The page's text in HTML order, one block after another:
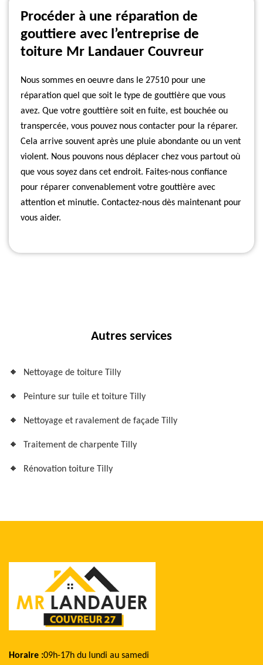
Procéder à une réparation de
gouttiere avec l’entreprise de
toiture Mr Landauer Couvreur
Nous sommes en oeuvre dans le 27510 pour une
réparation quel que soit le type de gouttière que vous
avez. Que votre gouttière soit en fuite, est bouchée ou
transpercée, vous pouvez nous contacter pour la réparer.
Cela arrive souvent après une pluie abondante ou un vent
violent. Nous pouvons nous déplacer chez vous partout où
que vous soyez dans cet endroit. Faites-nous confiance
pour réparer convenablement votre gouttière avec
attention et minutie. Contactez-nous dès maintenant pour
vous aider.
Autres services
Nettoyage de toiture Tilly
Peinture sur tuile et toiture Tilly
Nettoyage et ravalement de façade Tilly
Traitement de charpente Tilly
Rénovation toiture Tilly
Horaire :09h-17h du lundi au samedi